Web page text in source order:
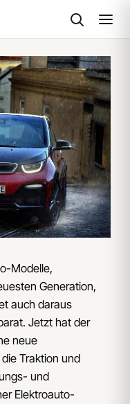
Modelle,
Generation,
auch daraus
Jetzt hat der
neue
Traktion und
und
Elektroauto-